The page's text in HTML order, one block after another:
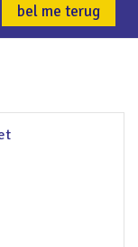
bel me terug